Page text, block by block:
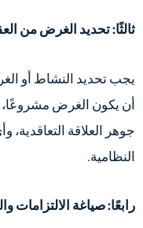
ثالثًا: تحديد الغرض من
يجب تحديد النشاط أو
أن يكون الغرض مشروعًا،
جوهر العلاقة
النظامية.
رابعًا: صياغة الالتزامات